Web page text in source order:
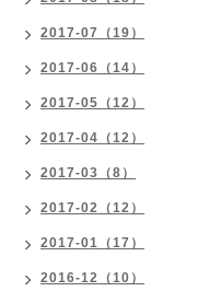
2017-07（19）
2017-06（14）
2017-05（12）
2017-04（12）
2017-03（8）
2017-02（12）
2017-01（17）
2016-12（10）